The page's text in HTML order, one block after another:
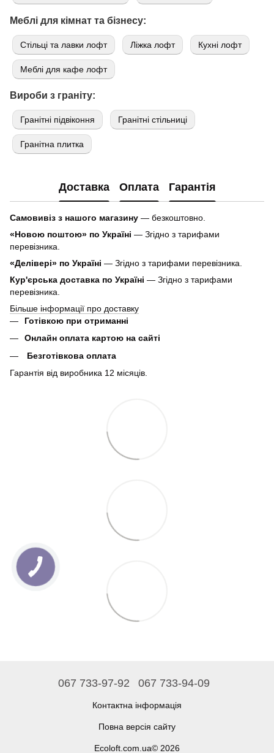
Меблі для кімнат та бізнесу:
Стільці та лавки лофт Ліжка лофт Кухні лофт
Меблі для кафе лофт
Вироби з граніту:
Гранітні підвіконня Гранітні стільниці
Гранітна плитка
Доставка Оплата Гарантія
Самовивіз з нашого магазину — безкоштовно.
«Новою поштою» по Україні — Згідно з тарифами
перевізника.
«Делівері» по Україні — Згідно з тарифами перевізника.
Кур'єрська доставка по Україні — Згідно з тарифами
перевізника.
Більше інформації про доставку
Готівкою при отриманні
Онлайн оплата картою на сайті
Безготівкова оплата
Гарантія від виробника 12 місяців.
067 733-97-92 067 733-94-09
Контактна інформація
Повна версія сайту
Ecoloft.com.ua© 2026